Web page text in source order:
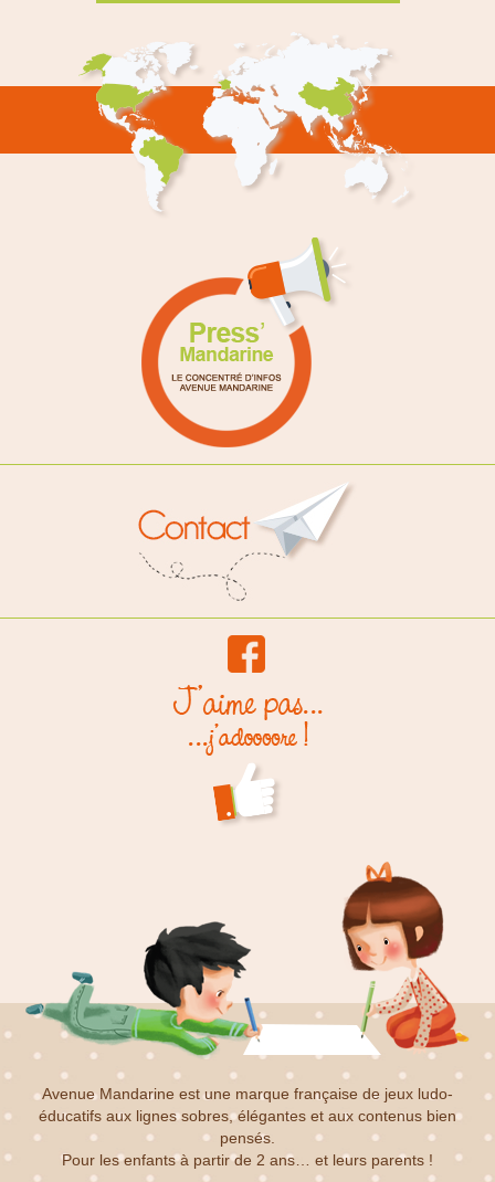
Avenue Mandarine est une marque française de jeux ludo-
éducatifs aux lignes sobres, élégantes et aux contenus bien
pensés.
Pour les enfants à partir de 2 ans… et leurs parents !